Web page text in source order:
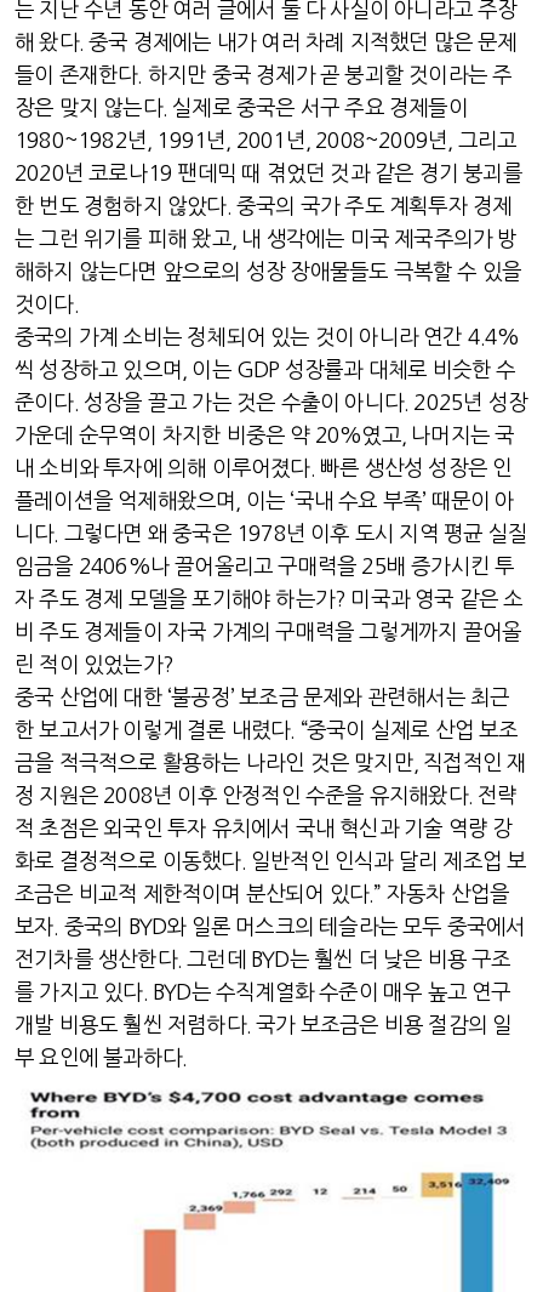
는 지난 수년 동안 여러 글에서 둘 다 사실이 아니라고 주장
해 왔다.중국 경제에는 내가 여러 차례 지적했던 많은 문제
들이 존재한다. 하지만 중국 경제가 곧 붕괴할 것이라는 주
장은 맞지 않는다. 실제로 중국은 서구 주요 경제들이
1980~1982년 , 1991 년 , 2001 년 , 2008~2009년
그리고
2020년 코로나19 팬데믹 때 겪었던 것과 같은 경기 붕괴를
한 번도 경험하지 않았다.중국의 국가 주도 계획투자 경제
는 그런 위기를 피해 왔고, 내 생각에는 미국 제국주의가 방
해하지 않는다면 앞으로의 성장 장애물들도 극복할 수 있을
것이다.
중국의 가계 소비는 정체되어 있는 것이 아니라 연간 4.4%
씩 성장하고 있으며
이는 GDP 성장률과 대체로 비슷한 수
준이다. 성장을 끌고 가는 것은 수출이 아니다. 2025년 성장
가운데 순무역이 차지한 비중은 약 20%였고, 나머지는 국
내 소비와 투자에 의해 이루어졌다. 빠른 생산성 성장은 인
플레이션을 억제해왔으며
이는 ‘국내 수요 부족’ 때문이 아
니다. 그렇다면 왜 중국은 1978년 이후 도시 지역 평균 실질
임금을 2406%나 끌어올리고 구매력을 25배 증가시킨 투
자 주도 경제 모델을 포기해야 하는가? 미국과 영국 같은 소
비 주도 경제들이 자국 가계의 구매력을 그렇게까지 끌어올
린 적이 있었는가?
중국 산업에 대한 ‘불공정’보조금 문제와 관련해서는 최근
한 보고서가 이렇게 결론 내렸다. “중국이 실제로 산업 보조
금을 적극적으로 활용하는 나라인 것은 맞지만, 직접적인 재
정 지원은 2008년 이후 안정적인 수준을 유지해왔다. 전략
적 초점은 외국인 투자 유치에서 국내 혁신과 기술 역량 강
화로 결정적으로 이동했다. 일반적인 인식과 달리 제조업 보
조금은 비교적 제한적이며 분산되어 있다.” 자동차 산업을
보자 중국의 BYD와 일론 머스크의 테슬라는 모두 중국에서
전기차를 생산한다.그런데 BYD는 훨씬 더 낮은 비용 구조
를 가지고 있다. BYD는 수직계열화 수준이 매우 높고 연구
개발 비용도 훨씬 저렴하다.국가 보조금은 비용 절감의 일
부 요인에 불과하다.